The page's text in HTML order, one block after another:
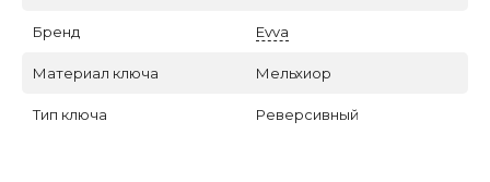
Бренд Evva
Материал ключа Мельхиор
Тип ключа Реверсивный